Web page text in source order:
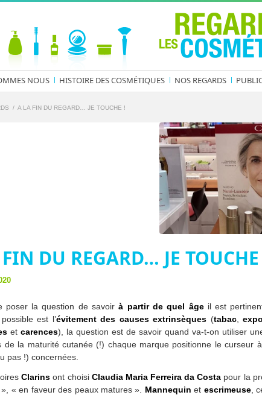
NOUS HISTOIRE DES COSMÉTIQUES NOS REGARDS
/ A LA FIN DU REGARD… JE TOUCHE !
DU REGARD… JE
poser la question de savoirà partir de quel âgeil est
est l’évitement des causes extrinsèques (tabac,
et carences), la question est de savoir quand va-t-on utiliser
de la maturité cutanée (!) chaque marque positionne le
pas !) concernées.
Clarins ont choisi Claudia Maria Ferreira da Costa pour la
« en faveur des peaux matures ». Mannequin et escrimeuse,